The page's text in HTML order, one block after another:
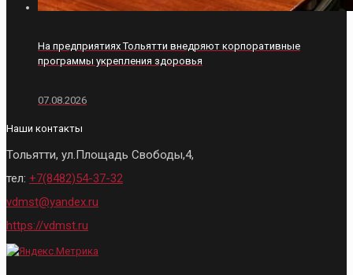
На предприятиях Тольятти внедряют корпоративные
программы укрепления здоровья
07.08.2026
Наши контакты
Тольятти, ул.Площадь Свободы,4,
тел: +7(8482)54-37-32
vdmst@yandex.ru
https://vdmst.ru